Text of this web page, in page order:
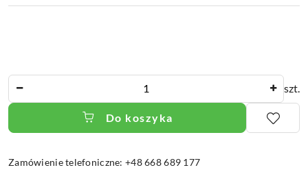
szt.
Do koszyka
Zamówienie telefoniczne: +48 668 689 177